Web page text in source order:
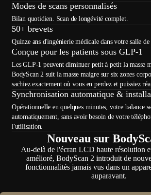
Modes de scans personnalisés
Bilan quotidien. Scan de longévité complet.
50+ brevets
Quinze ans d'ingénierie médicale dans votre salle de
Conçue pour les patients sous GLP-1
Les GLP-1 peuvent diminuer petit à petit la masse
BodyScan 2 suit la masse maigre sur six zones
sachiez exactement où vous en perdez et puissiez
Synchronisation automatique &
Opérationnelle en quelques minutes, votre balance
automatiquement, sans avoir besoin de votre
l'utilisation.
Nouveau sur
Au-delà de l'écran LCD haute résolution
amélioré, BodyScan 2 introduit de
fonctionnalités jamais vus dans un
auparavant.